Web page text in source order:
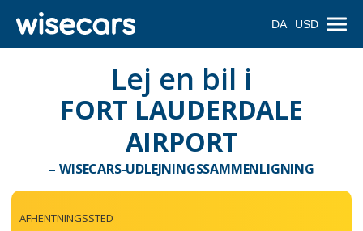
DA USD
Lej en bil i
FORT LAUDERDALE
AIRPORT
– WISECARS-UDLEJNINGSSAMMENLIGNING
AFHENTNINGSSTED